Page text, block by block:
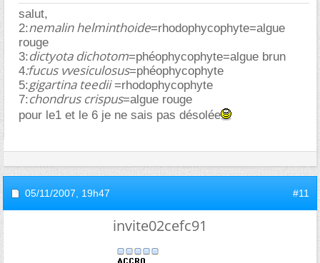
salut,
2:nemalin helminthoide=rhodophycophyte=algue
rouge
3:dictyota dichotom=phéophycophyte=algue brun
4:fucus vvesiculosus=phéophycophyte
5:gigartina teedii=rhodophycophyte
7:chondrus crispus=algue rouge
pour le1 et le 6 je ne sais pas désolée
05/11/2007, 19h47 #11
invite02cefc91